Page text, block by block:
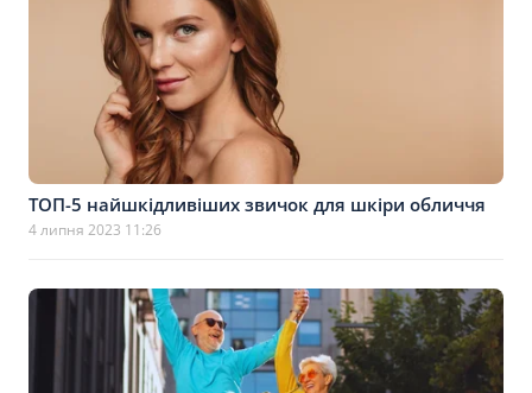
ТОП-5 найшкідливіших звичок для шкіри обличчя
4 липня 2023 11:26